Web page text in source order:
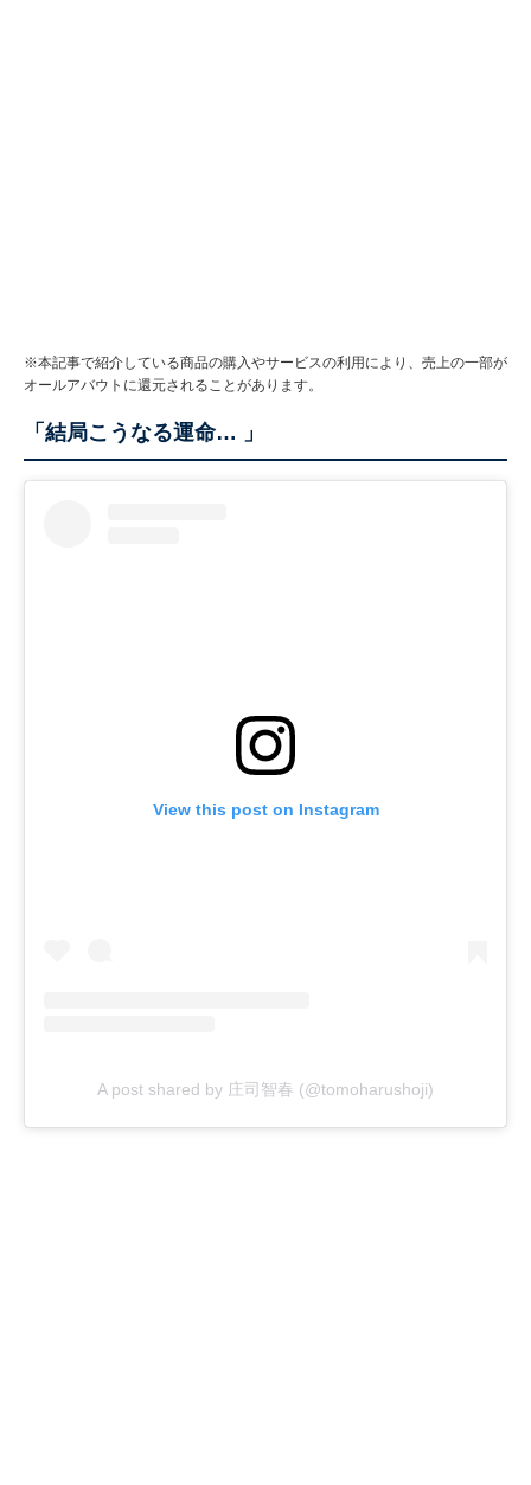
※本記事で紹介している商品の購入やサービスの利用により、売上の一部が
オールアバウトに還元されることがあります。
「結局こうなる運命… 」
View this post on Instagram
A post shared by 庄司智春 (@tomoharushoji)